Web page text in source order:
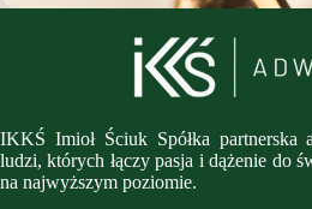
IKKŚ Imioł Ściuk Spółka partnerska
ludzi, których łączy pasja i dążenie do
na najwyższym poziomie.